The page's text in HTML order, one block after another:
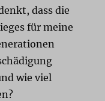
dass die
für meine
wie viel